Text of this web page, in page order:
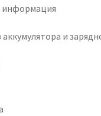
информация
аккумулятора и